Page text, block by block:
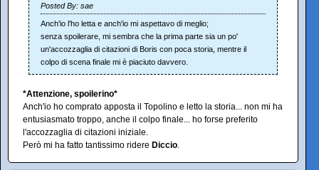
Posted By: sae
Anch'io l'ho letta e anch'io mi aspettavo di meglio;
senza spoilerare, mi sembra che la prima parte sia un po'
un'accozzaglia di citazioni di Boris con poca storia, mentre il
colpo di scena finale mi è piaciuto davvero.
*Attenzione, spoilerino*
Anch'io ho comprato apposta il Topolino e letto la storia... non mi ha
entusiasmato troppo, anche il colpo finale... ho forse preferito
l'accozzaglia di citazioni iniziale.
Però mi ha fatto tantissimo ridere Diccio.